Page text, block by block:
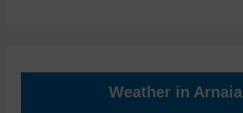
Weather in Arnaia